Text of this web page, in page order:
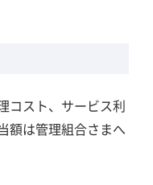
コスト、サービス利
額は管理組合さまへ